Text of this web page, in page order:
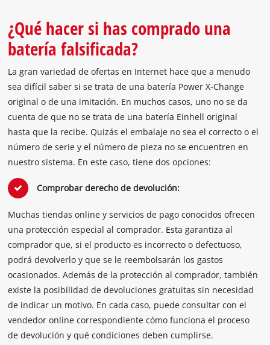
¿Qué hacer si has comprado una
batería falsificada?
La gran variedad de ofertas en Internet hace que a menudo
sea difícil saber si se trata de una batería Power X-Change
original o de una imitación. En muchos casos, uno no se da
cuenta de que no se trata de una batería Einhell original
hasta que la recibe. Quizás el embalaje no sea el correcto o el
número de serie y el número de pieza no se encuentren en
nuestro sistema. En este caso, tiene dos opciones:
Comprobar derecho de devolución:
Muchas tiendas online y servicios de pago conocidos ofrecen
una protección especial al comprador. Esta garantiza al
comprador que, si el producto es incorrecto o defectuoso,
podrá devolverlo y que se le reembolsarán los gastos
ocasionados. Además de la protección al comprador, también
existe la posibilidad de devoluciones gratuitas sin necesidad
de indicar un motivo. En cada caso, puede consultar con el
vendedor online correspondiente cómo funciona el proceso
de devolución y qué condiciones deben cumplirse.